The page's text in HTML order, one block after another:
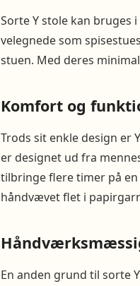
Sorte Y stole kan bruges
velegnede som
stuen. Med deres
Komfort og
Trods sit enkle design er
er designet ud fra
tilbringe flere timer på
håndvævet flet i
En anden grund til sorte